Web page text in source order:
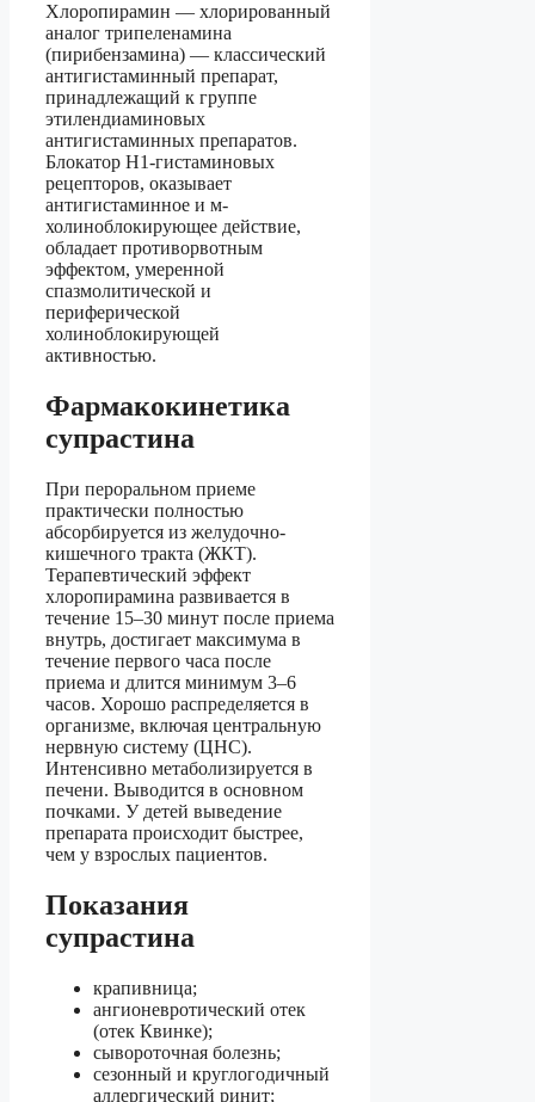
Хлоропирамин — хлорированный
аналог трипеленамина
(пирибензамина) — классический
антигистаминный препарат,
принадлежащий к группе
этилендиаминовых
антигистаминных препаратов.
Блокатор H1-гистаминовых
рецепторов, оказывает
антигистаминное и м-
холиноблокирующее действие,
обладает противорвотным
эффектом, умеренной
спазмолитической и
периферической
холиноблокирующей
активностью.
Фармакокинетика
супрастина
При пероральном приеме
практически полностью
абсорбируется из желудочно-
кишечного тракта (ЖКТ).
Терапевтический эффект
хлоропирамина развивается в
течение 15–30 минут после приема
внутрь, достигает максимума в
течение первого часа после
приема и длится минимум 3–6
часов. Хорошо распределяется в
организме, включая центральную
нервную систему (ЦНС).
Интенсивно метаболизируется в
печени. Выводится в основном
почками. У детей выведение
препарата происходит быстрее,
чем у взрослых пациентов.
Показания
супрастина
крапивница;
ангионевротический отек
(отек Квинке);
сывороточная болезнь;
сезонный и круглогодичный
аллергический ринит;